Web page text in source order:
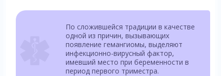
По сложившейся традиции в качестве
одной из причин, вызывающих
появление гемангиомы, выделяют
инфекционно-вирусный фактор,
имевший место при беременности в
период первого триместра.